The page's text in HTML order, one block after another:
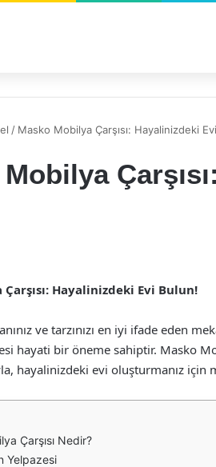
/ Masko Mobilya Çarşısı: Hayalinizdeki
Hayalinizdeki Evi Bulun!
ve tarzınızı en iyi ifade eden
hayati bir öneme sahiptir. Masko
hayalinizdeki evi oluşturmanız
Çarşısı Nedir?
Yelpazesi